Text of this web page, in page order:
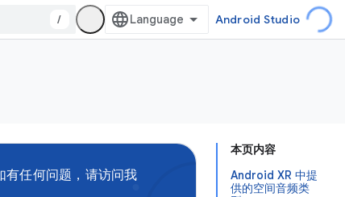
/ Android Studio
本页内容
Android XR 中提
供的空间音频类
有任何问题，请访问我